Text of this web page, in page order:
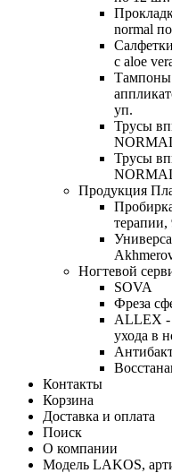
normal
c aloe
Тампоны
уп.
Трусы
Трусы
Продукция
Ногтевой
SOVA
Фреза
ALLEX -
ухода в
Контакты
Корзина
Доставка и оплата
Поиск
О компании
Модель LAKOS,